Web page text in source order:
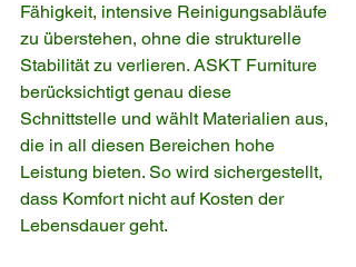
Fähigkeit, intensive Reinigungsabläufe
zu überstehen, ohne die strukturelle
Stabilität zu verlieren. ASKT Furniture
berücksichtigt genau diese
Schnittstelle und wählt Materialien aus,
die in all diesen Bereichen hohe
Leistung bieten. So wird sichergestellt,
dass Komfort nicht auf Kosten der
Lebensdauer geht.